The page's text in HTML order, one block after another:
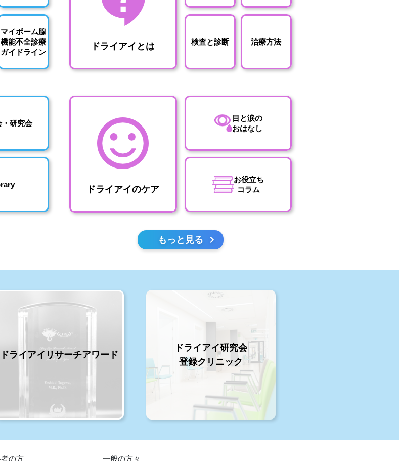
マイボーム腺
機能不全診療
ガイドライン
・研究会
ドライアイとは 検査と診断 治療方法
ドライアイのケア
目と涙の
おはなし
お役立ち
コラム
もっと見る
ドライアイリサーチアワード
ドライアイ研究会
登録クリニック
の方 一般の方々